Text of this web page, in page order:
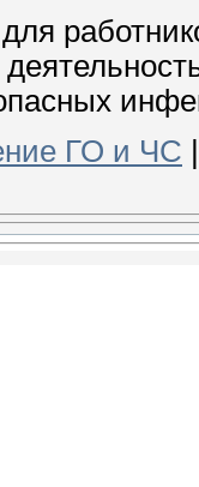
ГО и ЧС